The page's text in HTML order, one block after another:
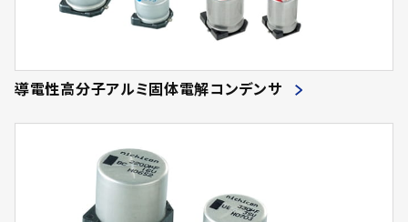
導電性高分子アルミ固体電解コンデンサ